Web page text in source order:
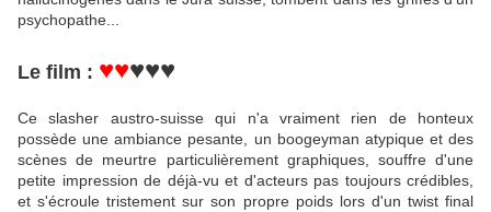
psychopathe...
Le film : ♥♥♥♥♥
Ce slasher austro-suisse qui n'a vraiment rien de honteux
possède une ambiance pesante, un boogeyman atypique et des
scènes de meurtre particulièrement graphiques, souffre d'une
petite impression de déjà-vu et d'acteurs pas toujours crédibles,
et s'écroule tristement sur son propre poids lors d'un twist final